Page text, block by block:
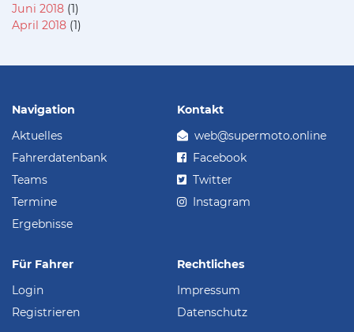
Juni 2018 (1)
April 2018 (1)
Navigation
Aktuelles
Fahrerdatenbank
Teams
Termine
Ergebnisse
Kontakt
web@supermoto.online
Facebook
Twitter
Instagram
Für Fahrer
Login
Registrieren
Rechtliches
Impressum
Datenschutz